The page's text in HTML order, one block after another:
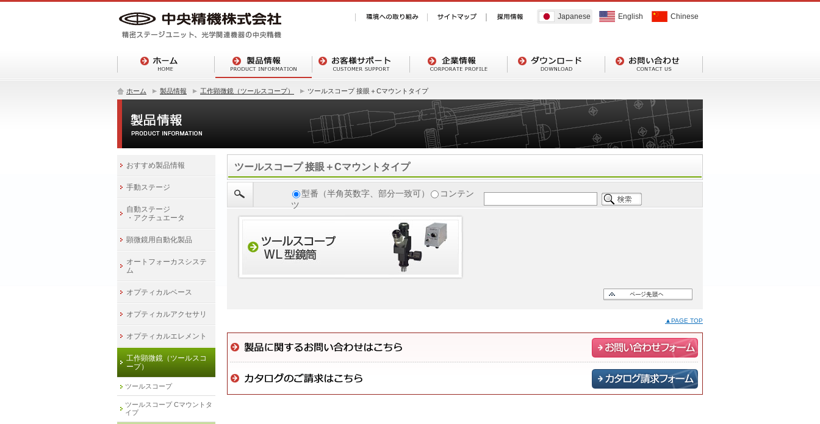
Japanese English Chinese
ホーム 製品情報 工作顕微鏡（ツールスコープ） ツールスコープ 接眼＋Cマウントタイプ
ツールスコープ 接眼＋Cマウントタイプ
型番（半角英数字、部分一致可）
コンテン
ツ
▲PAGE TOP
おすすめ製品情報
手動ステージ
自動ステージ
・アクチュエータ
顕微鏡用自動化製品
オートフォーカスシステ
ム
オプティカルベース
オプティカルアクセサリ
オプティカルエレメント
工作顕微鏡（ツールスコ
ープ）
ツールスコープ
ツールスコープ Cマウントタ
イプ